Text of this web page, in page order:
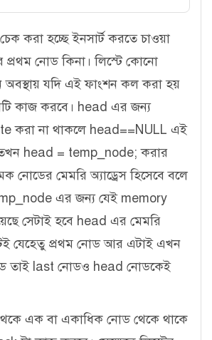
করা হচ্ছে ইনসার্ট করতে চাওয়া
প্রথম নোড কিনা। লিস্টে কোনো
যদি এই ফাংশন কল করা হয়
কাজ করবে। head এর জন্য
করা না থাকলে head==NULL এই
তখন head = temp_node; করার
নোডের মেমরি অ্যাড্রেস হিসেবে বলে
এর জন্য যেই memory
সেটাই হবে head এর মেমরি
যেহেতু প্রথম নোড আর এটাই এখন
তাই last নোডও head নোডকেই
এক বা একাধিক নোড থেকে থাকে